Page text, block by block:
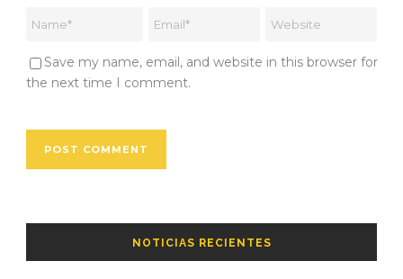
Save my name, email, and website in this browser for
the next time I comment.
NOTICIAS RECIENTES